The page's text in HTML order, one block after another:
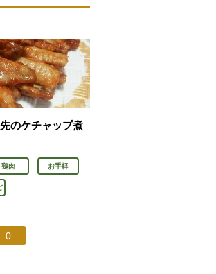
のケチャップ煮
鶏肉 お手軽
登録：
コメント：
0件。コメントを見る。